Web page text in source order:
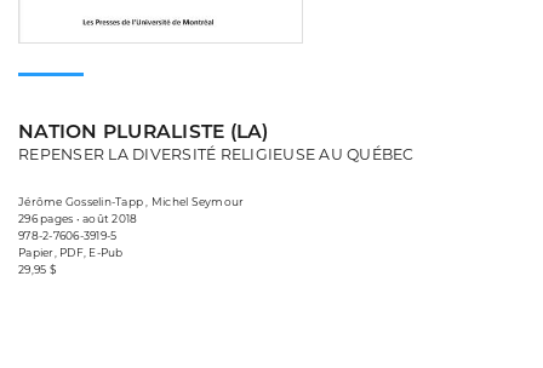
NATION PLURALISTE (LA)
REPENSER LA DIVERSITÉ RELIGIEUSE AU QUÉBEC
Jérôme Gosselin-Tapp , Michel Seymour
296 pages • août 2018
978-2-7606-3919-5
Papier, PDF, E-Pub
29,95 $